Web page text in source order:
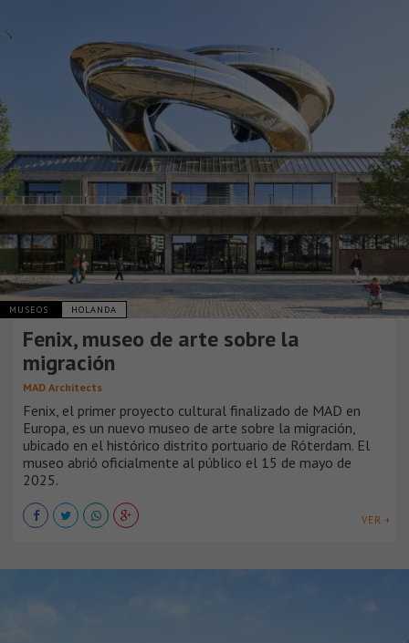
MUSEOS HOLANDA
Fenix, museo de arte sobre la
migración
MAD Architects
Fenix, el primer proyecto cultural finalizado de MAD en
Europa, es un nuevo museo de arte sobre la migración,
ubicado en el histórico distrito portuario de Róterdam. El
museo abrió oficialmente al público el 15 de mayo de
2025.
VER +